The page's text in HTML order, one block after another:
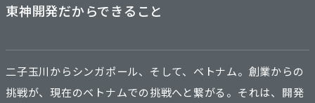
東神開発だからできること
二子玉川からシンガポール、そして、ベトナム。創業からの
挑戦が、現在のベトナムでの挑戦へと繋がる。それは、開発